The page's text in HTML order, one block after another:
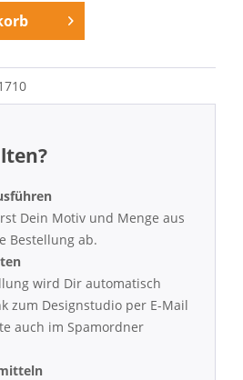
Dein Motiv und Menge aus
Bestellung ab.
wird Dir automatisch
zum Designstudio per E-Mail
auch im Spamordner